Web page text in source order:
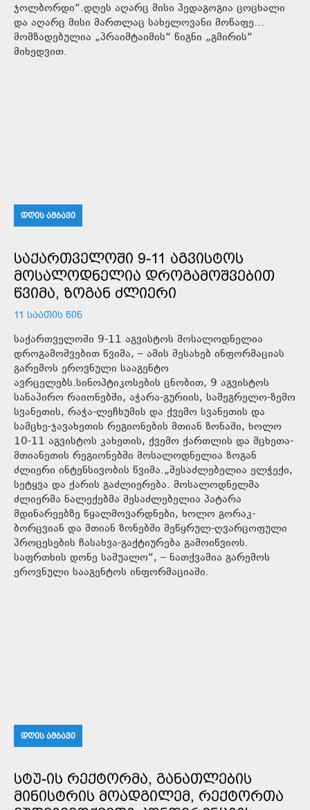
ჯოლბორდი“.დღეს აღარც მისი პედაგოგია ცოცხალი
და აღარც მისი მართლაც სახელოვანი მოწაფე…
მომზადებულია „პრაიმტაიმის“ წიგნი „გმირის“
მიხედვით.
ᲓᲦᲘᲡ ᲐᲛᲑᲐᲕᲘ
ᲡᲐᲥᲐᲠᲗᲕᲔᲚᲝᲨᲘ 9-11 ᲐᲒᲕᲘᲡᲢᲝᲡ
ᲛᲝᲡᲐᲚᲝᲓᲜᲔᲚᲘᲐ ᲓᲠᲝᲒᲐᲛᲝᲨᲕᲔᲑᲘᲗ
ᲬᲕᲘᲛᲐ, ᲖᲝᲒᲐᲜ ᲫᲚᲘᲔᲠᲘ
11 ᲡᲐᲐᲗᲘᲡ ᲬᲘᲜ
საქართველოში 9-11 აგვისტოს მოსალოდნელია
დროგამოშვებით წვიმა, – ამის შესახებ ინფორმაციას
გარემოს ეროვნული სააგენტო
ავრცელებს.სინოპტიკოსების ცნობით, 9 აგვისტოს
სანაპირო რაიონებში, აჭარა-გურიის, სამეგრელო-ზემო
სვანეთის, რაჭა-ლეჩხუმის და ქვემო სვანეთის და
სამცხე-ჯავახეთის რეგიონების მთიან ზონაში, ხოლო
10-11 აგვისტოს კახეთის, ქვემო ქართლის და მცხეთა-
მთიანეთის რეგიონებში მოსალოდნელია ზოგან
ძლიერი ინტენსივობის წვიმა.„შესაძლებელია ელჭექი,
სეტყვა და ქარის გაძლიერება. მოსალოდნელმა
ძლიერმა ნალექებმა შესაძლებელია პატარა
მდინარეებზე წყალმოვარდნები, ხოლო გორაკ-
ბორცვიან და მთიან ზონებში მეწყრულ-ღვარცოფული
პროცესების ჩასახვა-გაქტიურება გამოიწვიოს.
საფრთხის დონე საშუალო“, – ნათქვამია გარემოს
ეროვნული სააგენტოს ინფორმაციაში.
ᲓᲦᲘᲡ ᲐᲛᲑᲐᲕᲘ
ᲡᲢᲣ-ᲘᲡ ᲠᲔᲥᲢᲝᲠᲛᲐ, ᲒᲐᲜᲐᲗᲚᲔᲑᲘᲡ
ᲛᲘᲜᲘᲡᲢᲠᲘᲡ ᲛᲝᲐᲓᲒᲘᲚᲔᲛ, ᲠᲔᲥᲢᲝᲠᲗᲐ